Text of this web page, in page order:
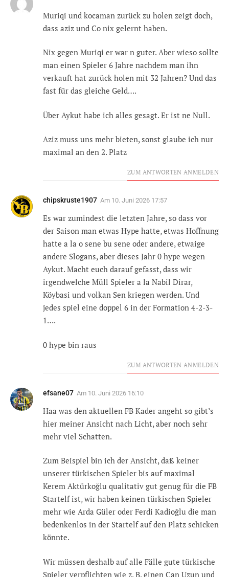
Muriqi und kocaman zurück zu holen zeigt doch,
dass aziz und Co nix gelernt haben.
Nix gegen Muriqi er war n guter. Aber wieso sollte
man einen Spieler 6 Jahre nachdem man ihn
verkauft hat zurück holen mit 32 Jahren? Und das
fast für das gleiche Geld….
Über Aykut habe ich alles gesagt. Er ist ne Null.
Aziz muss uns mehr bieten, sonst glaube ich nur
maximal an den 2. Platz
ZUM ANTWORTEN ANMELDEN
chipskruste1907 Am 10. Juni 2026 17:57
Es war zumindest die letzten Jahre, so dass vor
der Saison man etwas Hype hatte, etwas Hoffnung
hatte a la o sene bu sene oder andere, etwaige
andere Slogans, aber dieses Jahr 0 hype wegen
Aykut. Macht euch darauf gefasst, dass wir
irgendwelche Müll Spieler a la Nabil Dirar,
Köybasi und volkan Sen kriegen werden. Und
jedes spiel eine doppel 6 in der Formation 4-2-3-
1….
0 hype bin raus
ZUM ANTWORTEN ANMELDEN
efsane07 Am 10. Juni 2026 16:10
Haa was den aktuellen FB Kader angeht so gibt’s
hier meiner Ansicht nach Licht, aber noch sehr
mehr viel Schatten.
Zum Beispiel bin ich der Ansicht, daß keiner
unserer türkischen Spieler bis auf maximal
Kerem Aktürkoğlu qualitativ gut genug für die FB
Startelf ist, wir haben keinen türkischen Spieler
mehr wie Arda Güler oder Ferdi Kadioğlu die man
bedenkenlos in der Startelf auf den Platz schicken
könnte.
Wir müssen deshalb auf alle Fälle gute türkische
Spieler verpflichten wie z. B. einen Can Uzun und